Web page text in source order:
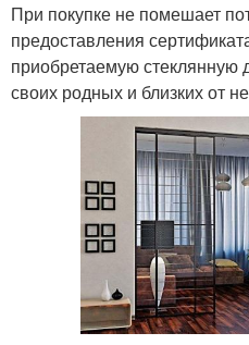
При покупке не помешает
предоставления
приобретаемую стеклянную
своих родных и близких от